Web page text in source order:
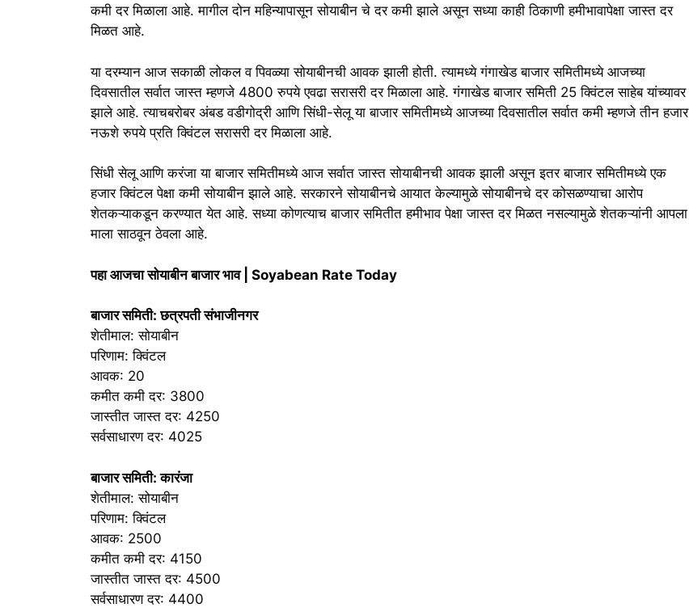
कमी दर मिळाला आहे. मागील दोन महिन्यापासून सोयाबीन चे दर कमी झाले असून सध्या काही ठिकाणी हमीभावापेक्षा जास्त दर
मिळत आहे.
या दरम्यान आज सकाळी लोकल व पिवळ्या सोयाबीनची आवक झाली होती. त्यामध्ये गंगाखेड बाजार समितीमध्ये आजच्या
दिवसातील सर्वात जास्त म्हणजे 4800 रुपये एवढा सरासरी दर मिळाला आहे. गंगाखेड बाजार समिती 25 क्विंटल साहेब यांच्यावर
झाले आहे. त्याचबरोबर अंबड वडीगोद्री आणि सिंधी-सेलू या बाजार समितीमध्ये आजच्या दिवसातील सर्वात कमी म्हणजे तीन हजार
नऊशे रुपये प्रति क्विंटल सरासरी दर मिळाला आहे.
सिंधी सेलू आणि करंजा या बाजार समितीमध्ये आज सर्वात जास्त सोयाबीनची आवक झाली असून इतर बाजार समितीमध्ये एक
हजार क्विंटल पेक्षा कमी सोयाबीन झाले आहे. सरकारने सोयाबीनचे आयात केल्यामुळे सोयाबीनचे दर कोसळण्याचा आरोप
शेतकऱ्याकडून करण्यात येत आहे. सध्या कोणत्याच बाजार समितीत हमीभाव पेक्षा जास्त दर मिळत नसल्यामुळे शेतकऱ्यांनी आपला
माला साठवून ठेवला आहे.
पहा आजचा सोयाबीन बाजार भाव | Soyabean Rate Today
बाजार समिती: छत्रपती संभाजीनगर
शेतीमाल: सोयाबीन
परिणाम: क्विंटल
आवक: 20
कमीत कमी दर: 3800
जास्तीत जास्त दर: 4250
सर्वसाधारण दर: 4025
बाजार समिती: कारंजा
शेतीमाल: सोयाबीन
परिणाम: क्विंटल
आवक: 2500
कमीत कमी दर: 4150
जास्तीत जास्त दर: 4500
सर्वसाधारण दर: 4400